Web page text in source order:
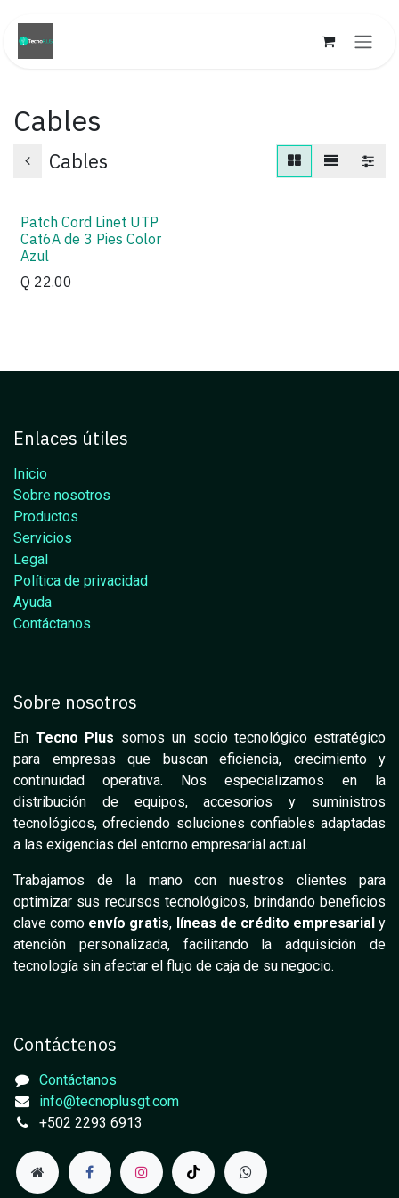
Cables
Cables
Patch Cord Linet UTP
Cat6A de 3 Pies Color
Azul
Q 22.00
Enlaces útiles
Inicio
Sobre nosotros
Productos
Servicios
Legal
Política de privacidad
Ayuda
Contáctanos
Sobre nosotros
En Tecno Plus somos un socio tecnológico estratégico
para empresas que buscan eficiencia, crecimiento y
continuidad operativa. Nos especializamos en la
distribución de equipos, accesorios y suministros
tecnológicos, ofreciendo soluciones confiables adaptadas
a las exigencias del entorno empresarial actual.
Trabajamos de la mano con nuestros clientes para
optimizar sus recursos tecnológicos, brindando beneficios
clave como envío gratis, líneas de crédito empresarialy
atención personalizada, facilitando la adquisición de
tecnología sin afectar el flujo de caja de su negocio.
Contáctenos
Contáctanos
info@tecnoplusgt.com
+502 2293 6913